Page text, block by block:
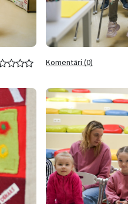
Komentāri (0)